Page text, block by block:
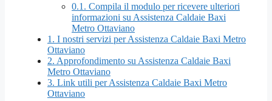
0.1. Compila il modulo per ricevere ulteriori
informazioni su Assistenza Caldaie Baxi
Metro Ottaviano
1. I nostri servizi per Assistenza Caldaie Baxi Metro
Ottaviano
2. Approfondimento su Assistenza Caldaie Baxi
Metro Ottaviano
3. Link utili per Assistenza Caldaie Baxi Metro
Ottaviano